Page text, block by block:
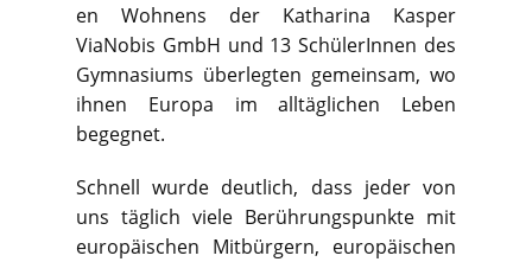
en Wohnens der Katharina Kasper
ViaNobis GmbH und 13 SchülerInnen des
Gymnasiums überlegten gemeinsam, wo
ihnen Europa im alltäglichen Leben
begegnet.
Schnell wurde deutlich, dass jeder von
uns täglich viele Berührungspunkte mit
europäischen Mitbürgern, europäischen